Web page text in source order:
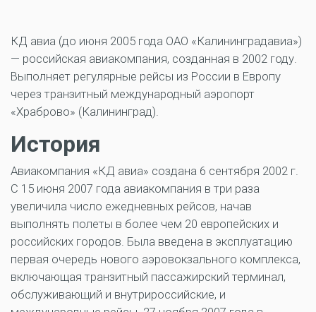
КД авиа (до июня 2005 года ОАО «Калининградавиа»)
— российская авиакомпания, созданная в 2002 году.
Выполняет регулярные рейсы из России в Европу
через транзитный международный аэропорт
«Храброво» (Калининград).
История
Авиакомпания «КД авиа» создана 6 сентября 2002 г.
С 15 июня 2007 года авиакомпания в три раза
увеличила число ежедневных рейсов, начав
выполнять полеты в более чем 20 европейских и
российских городов. Была введена в эксплуатацию
первая очередь нового аэровокзального комплекса,
включающая транзитный пассажирский терминал,
обслуживающий и внутрироссийские, и